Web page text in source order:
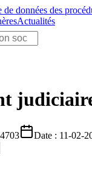
de données des
Actualités
Date : 11-02-